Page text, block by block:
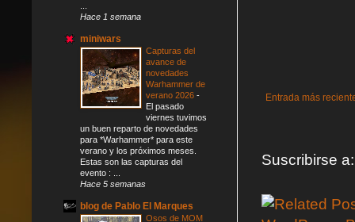
Entrada más
Suscribirse
Hace 1 semana
miniwars
Capturas del
avance de
novedades
Warhammer de
verano 2026 -
El pasado
viernes tuvimos
un buen reparto de novedades
para *Warhammer* para este
verano y los próximos meses.
Estas son las capturas del
evento : ...
Hace 5 semanas
blog de Pablo El Marques
Osos de MOM